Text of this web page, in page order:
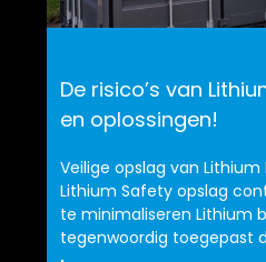
De risico’s van
en oplossingen!
Veilige opslag van
Lithium Safety opslag
te minimaliseren Lithium
tegenwoordig toegepast